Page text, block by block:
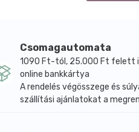
Csomagautomata
1090 Ft-tól, 25.000 Ft felett
online bankkártya
A rendelés végösszege és
szállítási ajánlatokat a